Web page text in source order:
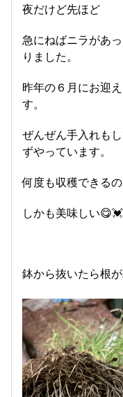
夜だけど先ほど
急にねばニラがあ
りました。
昨年の６月にお迎
す。
ぜんぜん手入れも
ずやっています。
何度も収穫できる
しかも美味しい😋💓
鉢から抜いたら根が